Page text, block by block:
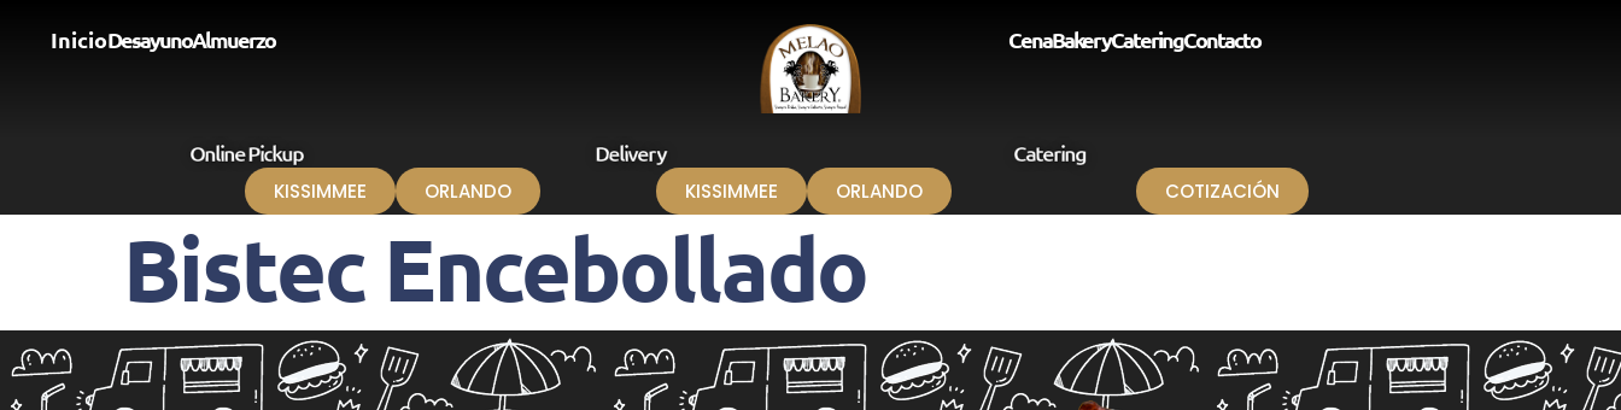
InicioDesayunoAlmuerzo CenaBakeryCateringContacto
Online Pickup
KISSIMMEE ORLANDO
Delivery
KISSIMMEE ORLANDO
Catering
COTIZACIÓN
Bistec Encebollado